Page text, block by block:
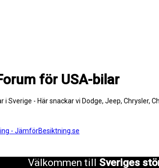
för USA-bilar
Sverige - Här snackar vi Dodge, Jeep, Chrysler,
Välkommen till Sveriges